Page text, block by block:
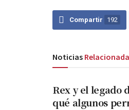
Compartir 192
Noticias
Rex y el legado
qué algunos